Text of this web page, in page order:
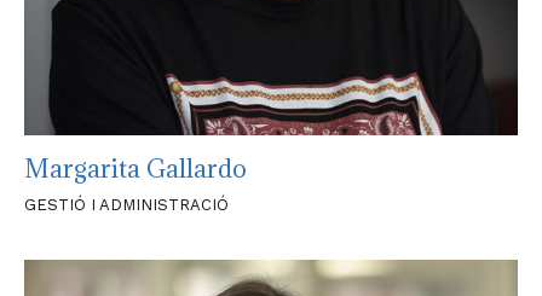
Margarita Gallardo
GESTIÓ I ADMINISTRACIÓ